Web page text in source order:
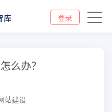
登录
么办？
站建设